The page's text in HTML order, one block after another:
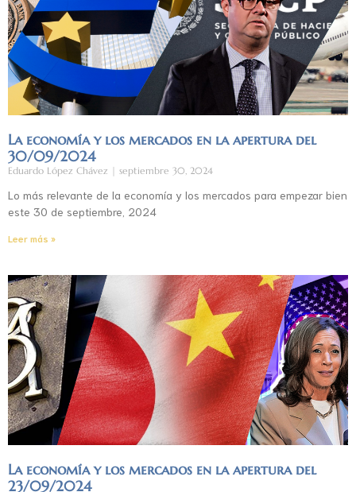
La economía y los mercados en la apertura del
30/09/2024
Eduardo López Chávez septiembre 30, 2024
Lo más relevante de la economía y los mercados para empezar bien
este 30 de septiembre, 2024
Leer más »
La economía y los mercados en la apertura del
23/09/2024